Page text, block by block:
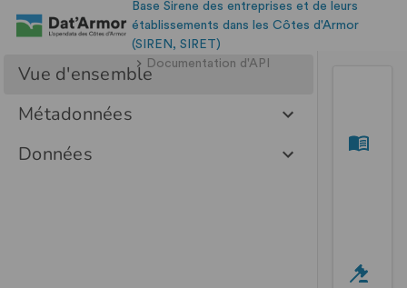
Base Sirene des entreprises et de leurs
établissements dans les Côtes d'Armor
(SIREN, SIRET)
Documentation d'API